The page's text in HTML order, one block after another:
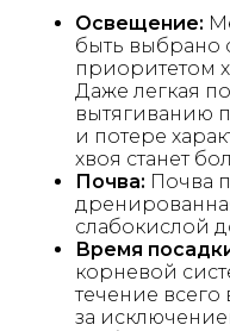
Освещение:
быть выбрано
приоритетом
Даже легкая
вытягиванию
и потере
хвоя станет
Почва: Почва
слабокислой
Время
корневой
течение
за